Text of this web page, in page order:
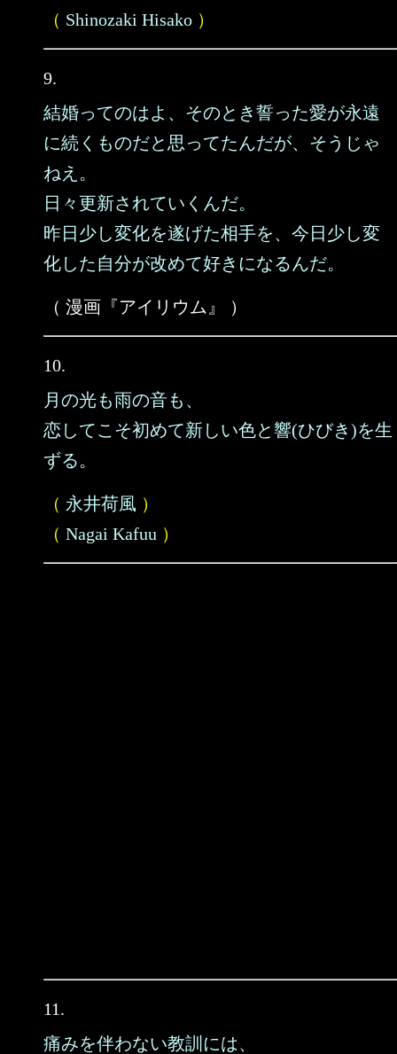
（ Shinozaki Hisako ）
9.
結婚ってのはよ、そのとき誓った愛が永遠
に続くものだと思ってたんだが、そうじゃ
ねえ。
日々更新されていくんだ。
昨日少し変化を遂げた相手を、今日少し変
化した自分が改めて好きになるんだ。
（ 漫画『アイリウム』 ）
10.
月の光も雨の音も、
恋してこそ初めて新しい色と響(ひびき)を生
ずる。
（ 永井荷風 ）
（ Nagai Kafuu ）
11.
痛みを伴わない教訓には、